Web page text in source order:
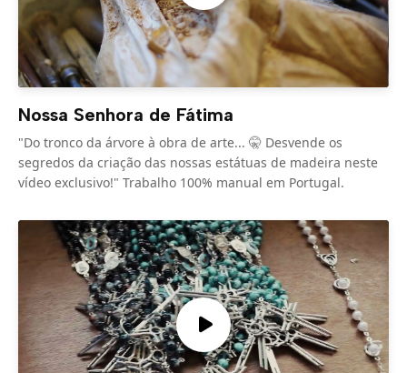
Nossa Senhora de Fátima
"Do tronco da árvore à obra de arte... 🤫 Desvende os
segredos da criação das nossas estátuas de madeira neste
vídeo exclusivo!" Trabalho 100% manual em Portugal.